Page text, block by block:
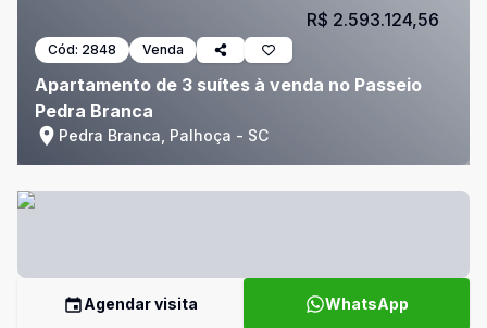
Cód: 2848 Venda
Apartamento de 3 suítes à venda no Passeio
Pedra Branca
Pedra Branca, Palhoça - SC
R$ 2.593.124,56
Agendar visita WhatsApp